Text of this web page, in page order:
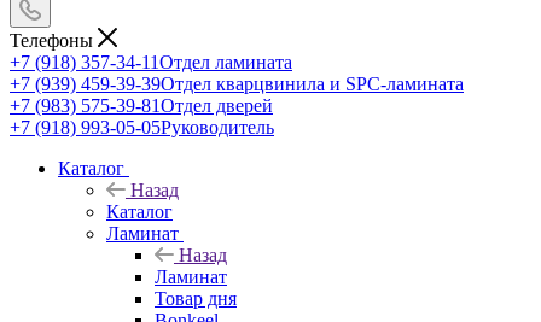
Телефоны
+7 (918) 357-34-11Отдел ламината
+7 (939) 459-39-39Отдел кварцвинила и SPC-ламината
+7 (983) 575-39-81Отдел дверей
+7 (918) 993-05-05Руководитель
Каталог
Назад
Каталог
Ламинат
Назад
Ламинат
Товар дня